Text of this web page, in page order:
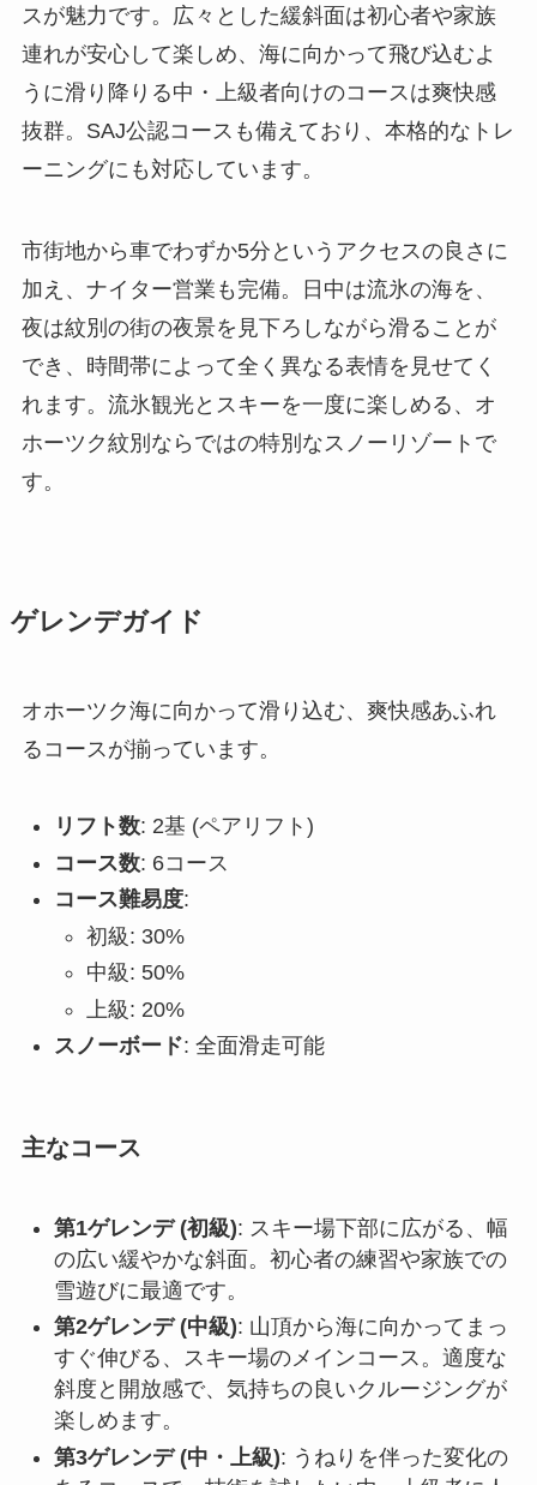
スが魅力です。広々とした緩斜面は初心者や家族
連れが安心して楽しめ、海に向かって飛び込むよ
うに滑り降りる中・上級者向けのコースは爽快感
抜群。SAJ公認コースも備えており、本格的なトレ
ーニングにも対応しています。
市街地から車でわずか5分というアクセスの良さに
加え、ナイター営業も完備。日中は流氷の海を、
夜は紋別の街の夜景を見下ろしながら滑ることが
でき、時間帯によって全く異なる表情を見せてく
れます。流氷観光とスキーを一度に楽しめる、オ
ホーツク紋別ならではの特別なスノーリゾートで
す。
ゲレンデガイド
オホーツク海に向かって滑り込む、爽快感あふれ
るコースが揃っています。
リフト数: 2基 (ペアリフト)
コース数: 6コース
コース難易度:
初級: 30%
中級: 50%
上級: 20%
スノーボード: 全面滑走可能
主なコース
第1ゲレンデ (初級): スキー場下部に広がる、幅
の広い緩やかな斜面。初心者の練習や家族での
雪遊びに最適です。
第2ゲレンデ (中級): 山頂から海に向かってまっ
すぐ伸びる、スキー場のメインコース。適度な
斜度と開放感で、気持ちの良いクルージングが
楽しめます。
第3ゲレンデ (中・上級): うねりを伴った変化の